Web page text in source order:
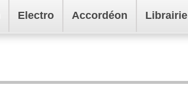
Electro Accordéon Librairie